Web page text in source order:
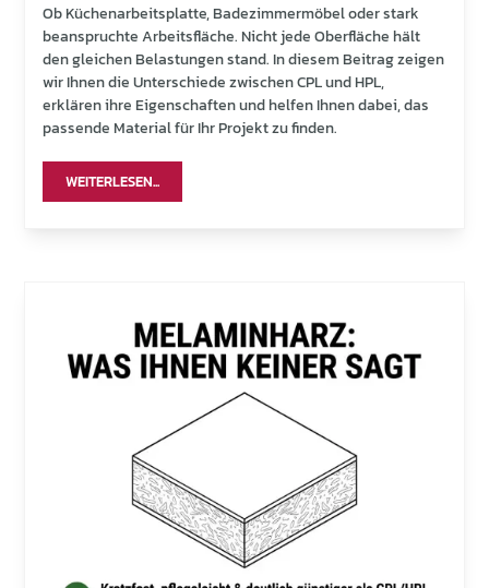
Ob Küchenarbeitsplatte, Badezimmermöbel oder stark
beanspruchte Arbeitsfläche. Nicht jede Oberfläche hält
den gleichen Belastungen stand. In diesem Beitrag zeigen
wir Ihnen die Unterschiede zwischen CPL und HPL,
erklären ihre Eigenschaften und helfen Ihnen dabei, das
passende Material für Ihr Projekt zu finden.
WEITERLESEN...